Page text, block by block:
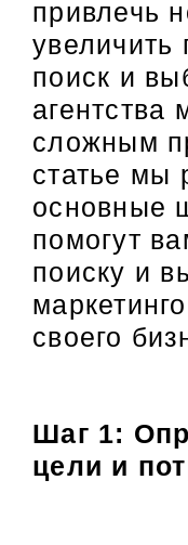
привлечь
поиск и
агентства
сложным
статье мы
основные
помогут
поиску и
своего
Шаг 1:
цели и